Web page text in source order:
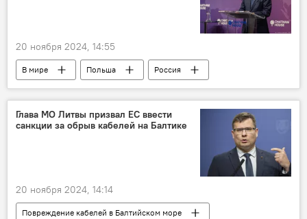
20 ноября 2024, 14:55
В мире Польша
Россия
МИД Польши
дипломаты
Радослав Сикорский
Политика
Глава МО Литвы призвал ЕС ввести
санкции за обрыв кабелей на Балтике
20 ноября 2024, 14:14
Повреждение кабелей в Балтийском море